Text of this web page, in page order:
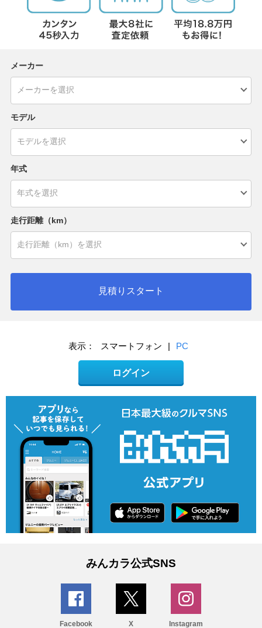
メーカー
モデル
年式
走行距離（km）
見積りスタート
表示： スマートフォン | PC
ログイン
みんカラ公式SNS
Facebook X Instagram